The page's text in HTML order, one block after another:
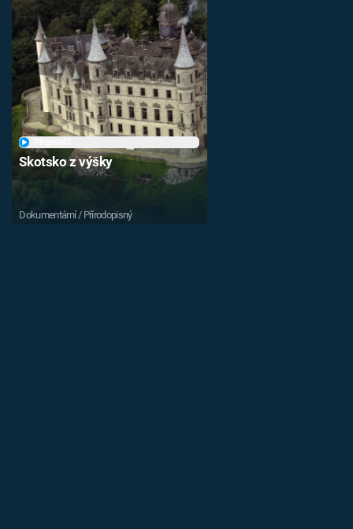
Skotsko z výšky
Dokumentární / Přírodopisný